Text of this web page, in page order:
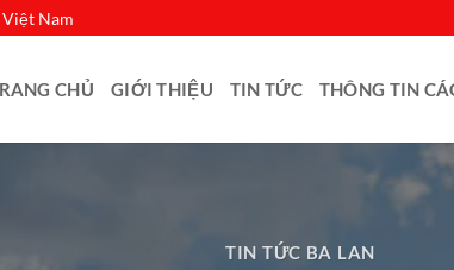
Nam
CHỦ GIỚI THIỆU TIN TỨC THÔNG TIN
TIN TỨC BA LAN